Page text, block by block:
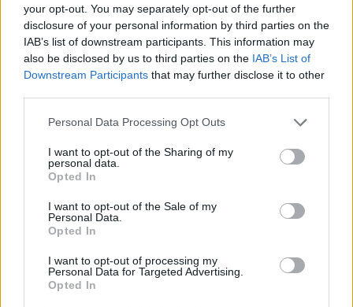
your opt-out. You may separately opt-out of the further
disclosure of your personal information by third parties on the
IAB’s list of downstream participants. This information may
also be disclosed by us to third parties on the IAB’s List of
Downstream Participants that may further disclose it to other
Personal Data Processing Opt Outs
I want to opt-out of the Sharing of my
personal data.
Opted In
I want to opt-out of the Sale of my
Personal Data.
Opted In
I want to opt-out of processing my
Personal Data for Targeted Advertising.
Opted In
Δείτε αυτή τη δημοσίευση στο Instagram.
Η δημοσίευση κοινοποιήθηκε από το χρήστη Kylie - Nails & Jewellery (@sassandsparkle_inspire)
Δείτε αυτή τη δημοσίευση στο Instagram.